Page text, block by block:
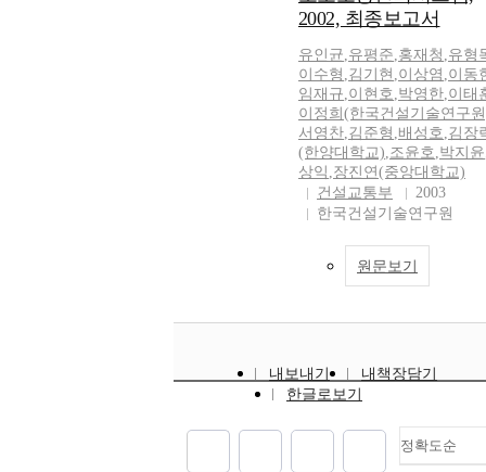
2002, 최종보고서
유인균,유평준,홍재청 ,유형
이수형 ,김기현 ,이상염 ,이동
임재규,이현호,박영한,이태
이정희(한국건설기술연구
서영찬,김준형 ,배성호,김장
(한양대학교),조윤호,박지윤
상익 ,장진연(중앙대학교)
건설교통부
2003
한국건설기술연구원
원문보기
내보내기
내책장담기
한글로보기
정확도순